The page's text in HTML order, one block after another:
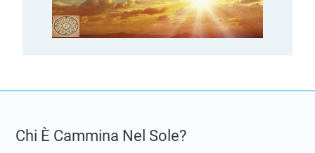
Chi È Cammina Nel Sole?